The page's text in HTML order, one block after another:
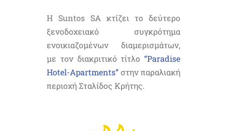
H Suntos SA κτίζει το δεύτερο
ξενοδοχειακό συγκρότημα
ενοικιαζομένων διαμερισμάτων,
με τον διακριτικό τίτλο “Paradise
Hotel-Apartments” στην παραλιακή
περιοχή Σταλίδος Κρήτης.